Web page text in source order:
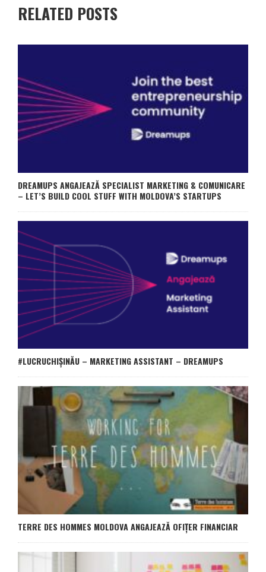
RELATED POSTS
DREAMUPS ANGAJEAZĂ SPECIALIST MARKETING & COMUNICARE
– LET’S BUILD COOL STUFF WITH MOLDOVA’S STARTUPS
#LUCRUCHIȘINĂU – MARKETING ASSISTANT – DREAMUPS
TERRE DES HOMMES MOLDOVA ANGAJEAZĂ OFIȚER FINANCIAR